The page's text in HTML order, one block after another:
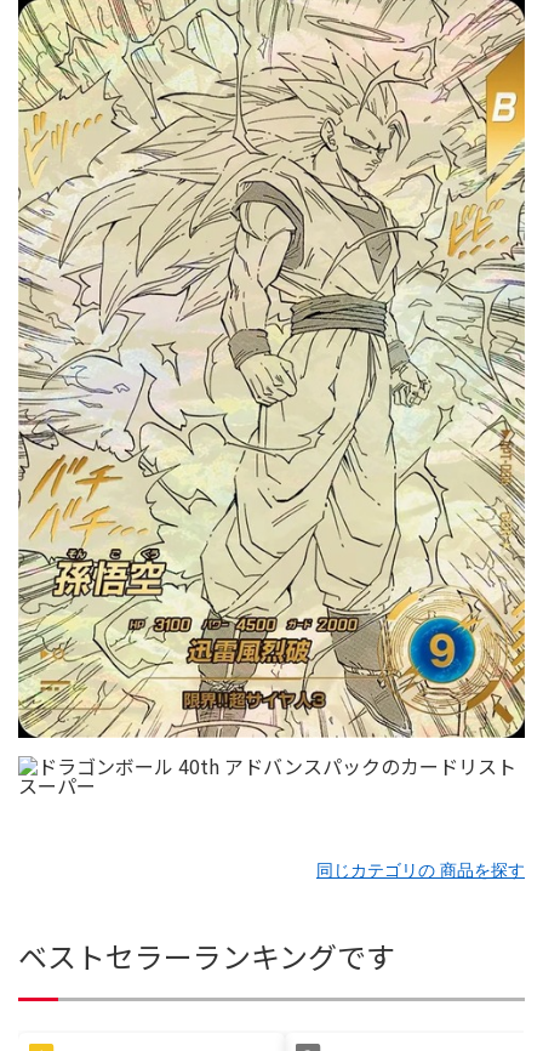
同じカテゴリの 商品を探す
ベストセラーランキングです